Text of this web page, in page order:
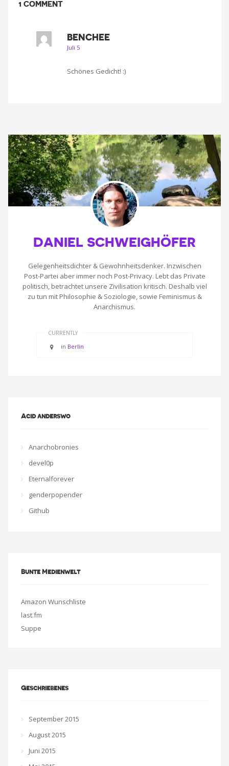
1 COMMENT
BENCHEE
Juli 5
Schönes Gedicht! :)
DANIEL SCHWEIGHÖFER
Gelegenheitsdichter & Gewohnheitsdenker. Inzwischen
Post-Partei aber immer noch Post-Privacy. Lebt das Private
politisch, betrachtet unsere Zivilisation kritisch. Deshalb viel
zu tun mit Philosophie & Soziologie, sowie Feminismus &
Anarchismus.
CURRENTLY
in Berlin
Acid anderswo
Anarchobronies
devel0p
Eternalforever
genderpopender
Github
Bunte Medienwelt
Amazon Wunschliste
last.fm
Suppe
Geschriebenes
September 2015
August 2015
Juni 2015